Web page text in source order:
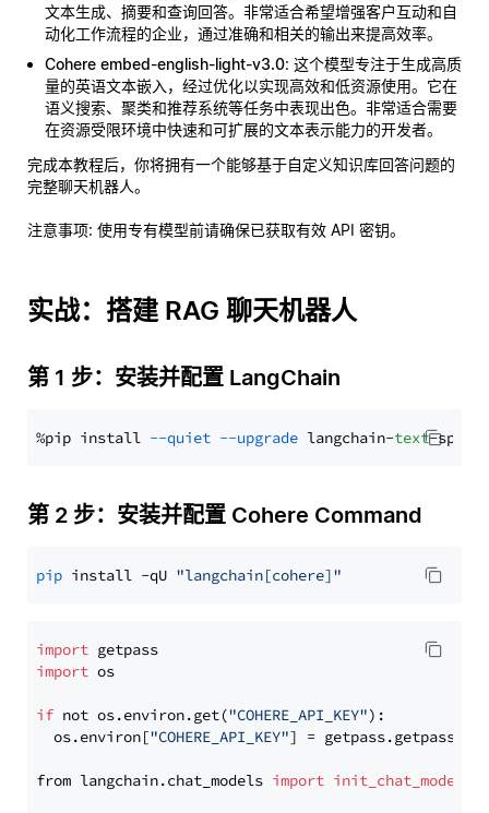
文本生成、摘要和查询回答。非常适合希望增强客户互动和自
动化工作流程的企业，通过准确和相关的输出来提高效率。
Cohere embed-english-light-v3.0: 这个模型专注于生成高质
量的英语文本嵌入，经过优化以实现高效和低资源使用。它在
语义搜索、聚类和推荐系统等任务中表现出色。非常适合需要
在资源受限环境中快速和可扩展的文本表示能力的开发者。
完成本教程后，你将拥有一个能够基于自定义知识库回答问题的
完整聊天机器人。
注意事项: 使用专有模型前请确保已获取有效 API 密钥。
实战：搭建 RAG 聊天机器人
第 1 步：安装并配置 LangChain
%pip install --quiet --upgrade langchain-text
第 2 步：安装并配置 Cohere Command
pip install -qU "langchain[cohere]"
import
import os
if not os.environ.get("COHERE_API_KEY"):
  os.environ[
"COHERE_API_KEY"] = getpass.getpass(
from langchain.chat_models import init_chat_model